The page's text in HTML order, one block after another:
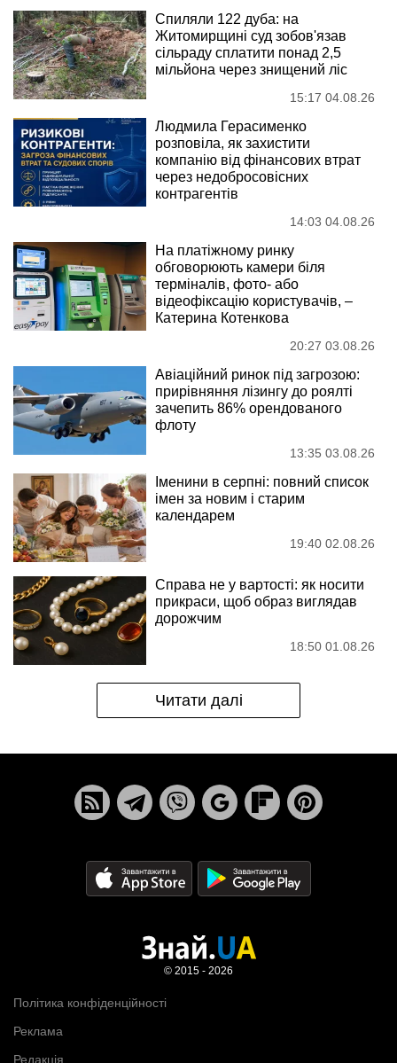
Спиляли 122 дуба: на
Житомирщині суд зобов'язав
сільраду сплатити понад 2,5
мільйона через знищений ліс
15:17 04.08.26
Людмила Герасименко
розповіла, як захистити
компанію від фінансових втрат
через недобросовісних
контрагентів
14:03 04.08.26
На платіжному ринку
обговорюють камери біля
терміналів, фото- або
відеофіксацію користувачів, –
Катерина Котенкова
20:27 03.08.26
Авіаційний ринок під загрозою:
прирівняння лізингу до роялті
зачепить 86% орендованого
флоту
13:35 03.08.26
Іменини в серпні: повний список
імен за новим і старим
календарем
19:40 02.08.26
Справа не у вартості: як носити
прикраси, щоб образ виглядав
дорожчим
18:50 01.08.26
Читати далі
Політика конфіденційності
Реклама
Редакція
© 2015 - 2026